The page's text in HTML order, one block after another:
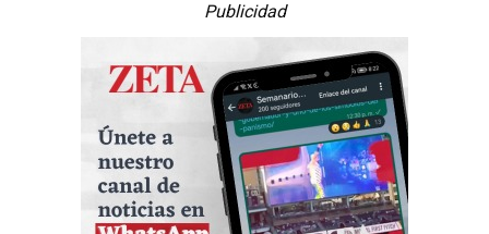
Publicidad